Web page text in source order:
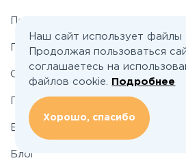
По шоссе
По районам
О проекте
Подбор земельного участка
Вакансии
Блог
Наш сайт использует файлы
Продолжая пользоваться
соглашаетесь на
файлов cookie.
Подробнее
Хорошо, спасибо